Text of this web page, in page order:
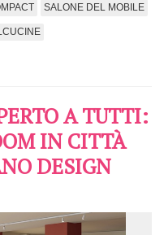
SALONE DEL MOBILE
A TUTTI:
IN CITTÀ
DESIGN